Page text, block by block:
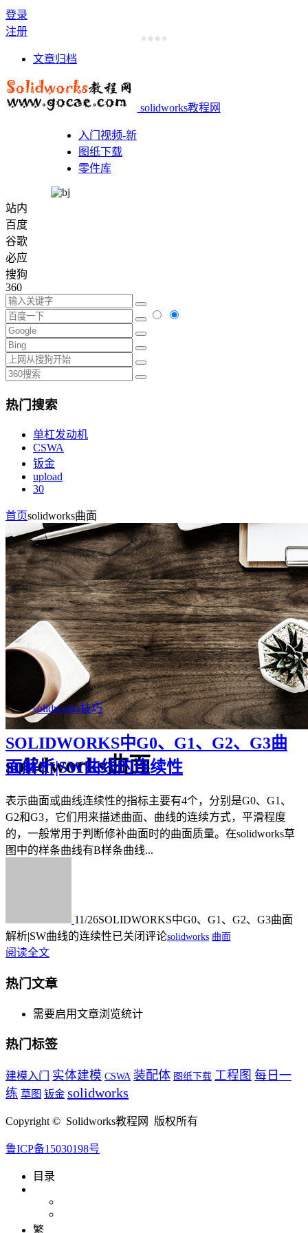
登录
注册
文章归档
solidworks教程网
入门视频-新
图纸下载
零件库
站内
百度
谷歌
必应
搜狗
360
热门搜索
单杠发动机
CSWA
钣金
upload
30
首页solidworks曲面
solidworks曲面
solidworks技巧
SOLIDWORKS中G0、G1、G2、G3曲
面解析|SW曲线的连续性
表示曲面或曲线连续性的指标主要有4个，分别是G0、G1、
G2和G3，它们用来描述曲面、曲线的连续方式，平滑程度
的，一般常用于判断修补曲面时的曲面质量。在solidworks草
图中的样条曲线有B样条曲线...
11/26SOLIDWORKS中G0、G1、G2、G3曲面
解析|SW曲线的连续性已关闭评论solidworks 曲面
阅读全文
热门文章
需要启用文章浏览统计
热门标签
建模入门 实体建模 CSWA 装配体 图纸下载 工程图 每日一
练 草图 钣金 solidworks
Copyright © Solidworks教程网 版权所有
鲁ICP备15030198号
目录
繁